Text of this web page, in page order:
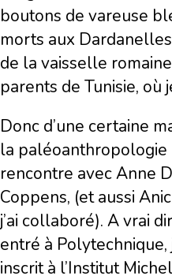
boutons de vareuse
morts aux Dardanelles
de la vaisselle
parents de Tunisie, où
Donc d’une certaine
la paléoanthropologie
rencontre avec Anne
Coppens, (et aussi
j’ai collaboré). A vrai
entré à Polytechnique,
inscrit à l’Institut